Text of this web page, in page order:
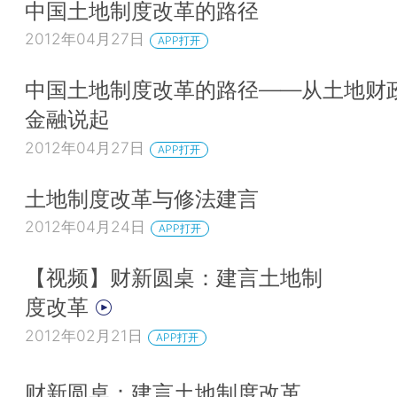
中国土地制度改革的路径
2012年04月27日 APP打开
中国土地制度改革的路径——从土地财
金融说起
2012年04月27日 APP打开
土地制度改革与修法建言
2012年04月24日 APP打开
【视频】财新圆桌：建言土地制
度改革
2012年02月21日 APP打开